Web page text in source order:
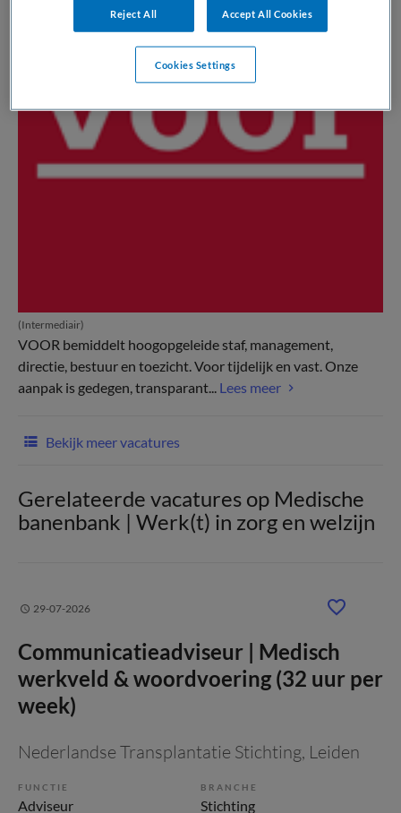
(Intermediair)
VOOR bemiddelt hoogopgeleide staf, management,
directie, bestuur en toezicht. Voor tijdelijk en vast. Onze
aanpak is gedegen, transparant... Lees meer
Bekijk meer vacatures
Gerelateerde vacatures op Medische
banenbank | Werk(t) in zorg en welzijn
29-07-2026
Communicatieadviseur | Medisch
werkveld & woordvoering (32 uur per
week)
Nederlandse Transplantatie Stichting, Leiden
FUNCTIE
Adviseur
BRANCHE
Stichting
Reject All Accept All Cookies
Cookies Settings